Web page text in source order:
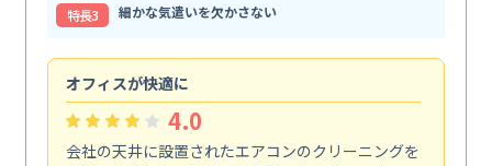
特⻑3
細かな気遣いを欠かさない
オフィスが快適に
4.0
会社の天井に設置されたエアコンのクリーニングを